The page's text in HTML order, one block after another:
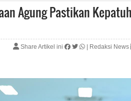
Agung Pastikan
Share Artikel ini Redaksi News